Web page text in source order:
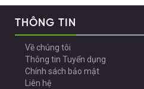
THÔNG TIN
Về chúng tôi
Thông tin Tuyển dụng
Chính sách bảo mật
Liên hệ